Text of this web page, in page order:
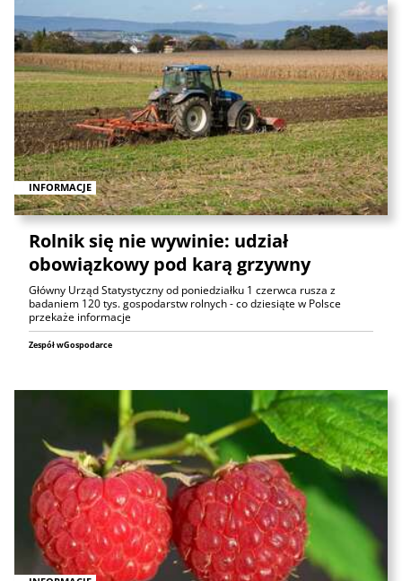
INFORMACJE
Rolnik się nie wywinie: udział
obowiązkowy pod karą grzywny
Główny Urząd Statystyczny od poniedziałku 1 czerwca rusza z
badaniem 120 tys. gospodarstw rolnych - co dziesiąte w Polsce
przekaże informacje
Zespół wGospodarce